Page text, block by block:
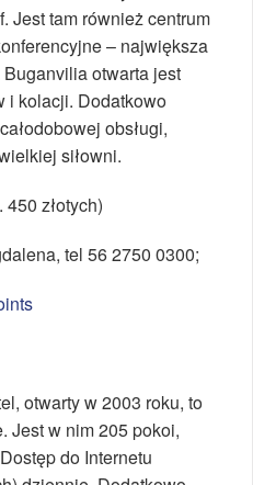
Jest tam również centrum
– największa
otwarta jest
i kolacji. Dodatkowo
obsługi,
siłowni.
złotych)
tel 56 2750 0300;
otwarty w 2003 roku, to
Jest w nim 205 pokoi,
do Internetu